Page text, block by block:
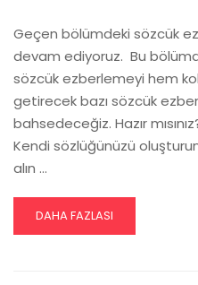
Geçen bölümdeki sözcük
devam ediyoruz. Bu
sözcük ezberlemeyi hem
getirecek bazı sözcük
bahsedeceğiz. Hazır
Kendi sözlüğünüzü
alın …
READ
MORE
DAHA FAZLASI